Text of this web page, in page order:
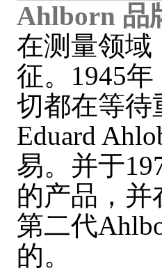
Ahlborn 品
在测量领域
征。 1945年
切都在等待
Eduard
易。并于
的产品，并
第二代
的。